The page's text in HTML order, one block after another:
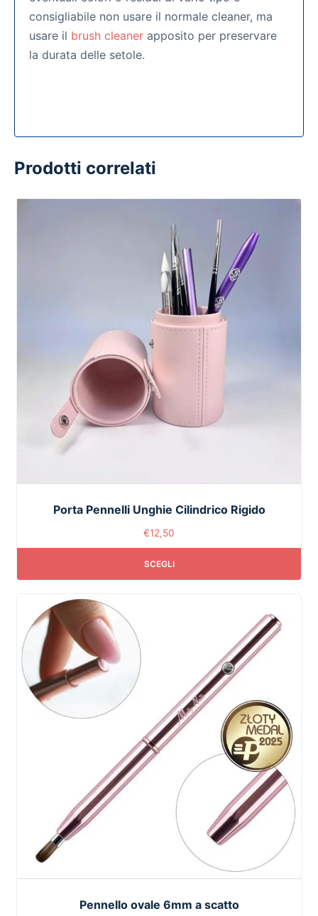
consigliabile non usare il normale cleaner, ma
usare il brush cleaner apposito per preservare
la durata delle setole.
Prodotti correlati
Porta Pennelli Unghie Cilindrico Rigido
€12,50
SCEGLI
Pennello ovale 6mm a scatto